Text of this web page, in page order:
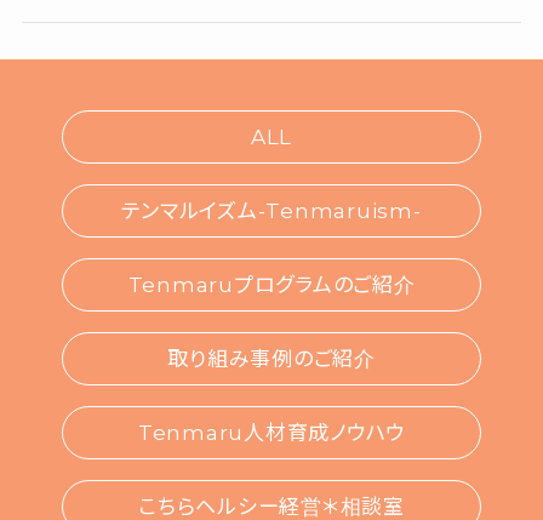
ALL
テンマルイズム-Tenmaruism-
Tenmaruプログラムのご紹介
取り組み事例のご紹介
Tenmaru人材育成ノウハウ
こちらヘルシー経営＊相談室